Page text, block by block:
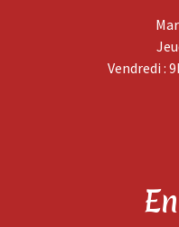
Vendredi :